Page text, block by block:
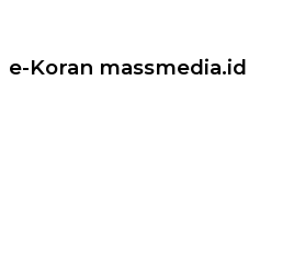
e-Koran massmedia.id